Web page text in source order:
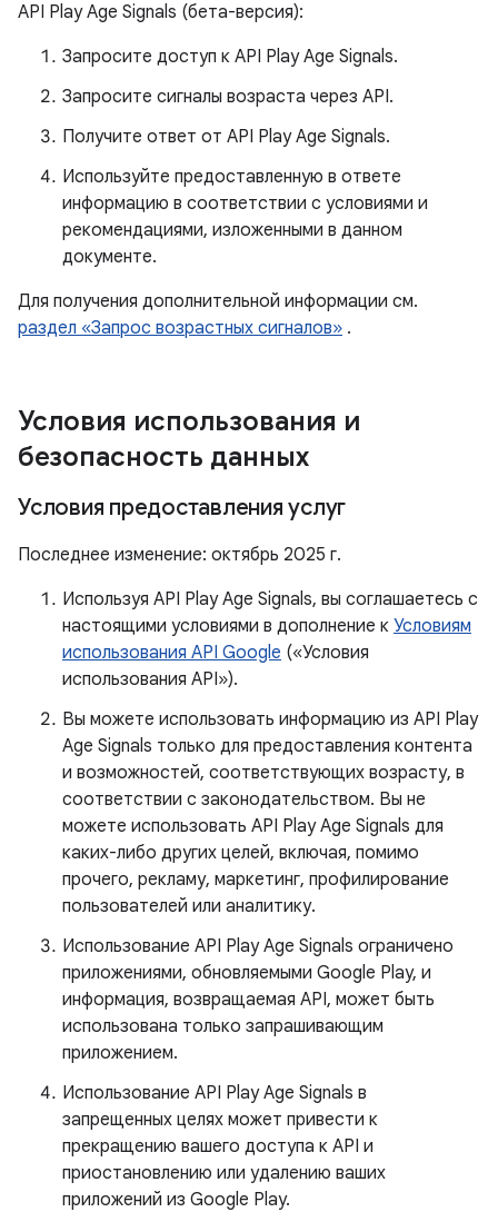
API Play Age Signals (бета-версия):
Запросите доступ к API Play Age Signals.
Запросите сигналы возраста через API.
Получите ответ от API Play Age Signals.
Используйте предоставленную в ответе
информацию в соответствии с условиями и
рекомендациями, изложенными в данном
документе.
Для получения дополнительной информации см.
раздел «Запрос возрастных сигналов» .
Условия использования и
безопасность данных
Условия предоставления услуг
Последнее изменение: октябрь 2025 г.
Используя API Play Age Signals, вы соглашаетесь с
настоящими условиями в дополнение к Условиям
использования API Google («Условия
использования API»).
Вы можете использовать информацию из API Play
Age Signals только для предоставления контента
и возможностей, соответствующих возрасту, в
соответствии с законодательством. Вы не
можете использовать API Play Age Signals для
каких-либо других целей, включая, помимо
прочего, рекламу, маркетинг, профилирование
пользователей или аналитику.
Использование API Play Age Signals ограничено
приложениями, обновляемыми Google Play, и
информация, возвращаемая API, может быть
использована только запрашивающим
приложением.
Использование API Play Age Signals в
запрещенных целях может привести к
прекращению вашего доступа к API и
приостановлению или удалению ваших
приложений из Google Play.